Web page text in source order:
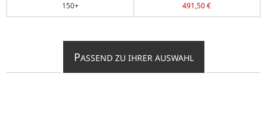
150+ 491,50 €
PASSEND ZU IHRER AUSWAHL